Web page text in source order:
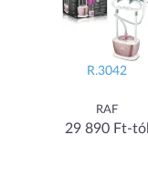
R.3042
RAF
29 890 Ft-tól